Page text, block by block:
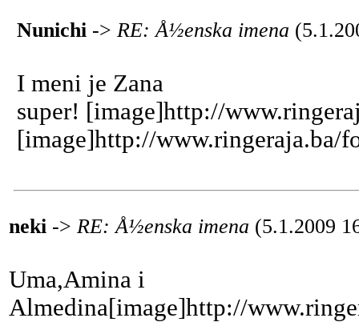
Nunichi -> RE: Å½enska imena
I meni je Zana
super! [image]http://
[image]http://www.ringeraja.ba/
neki -> RE: Å½enska imena (5.1.2009
Uma,Amina i
Almedina[image]http://